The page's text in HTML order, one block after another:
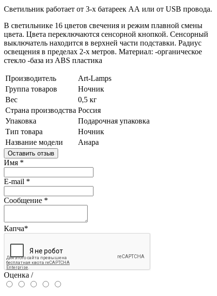
Светильник работает от 3-х батареек АА или от USB провода.
В светильнике 16 цветов свечения и режим плавной смены
цвета. Цвета переключаются сенсорной кнопкой. Сенсорный
выключатель находится в верхней части подставки. Радиус
освещения в пределах 2-х метров. Материал: -органическое
стекло -база из ABS пластика
Производитель
Art-Lamps
Группа товаров
Ночник
Вес
0,5 кг
Страна производства Россия
Упаковка
Подарочная упаковка
Тип товара
Ночник
Название модели
Анара
Оставить отзыв
Имя *
E-mail *
Сообщение *
Капча*
Оценка /